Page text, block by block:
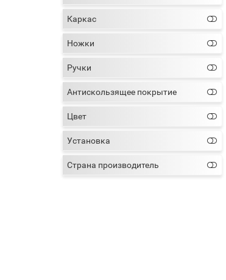
Triton
Акватек
четверть круга
Каркас
Ножки
Ручки
Антискользящее покрытие
Цвет
Установка
Страна производитель